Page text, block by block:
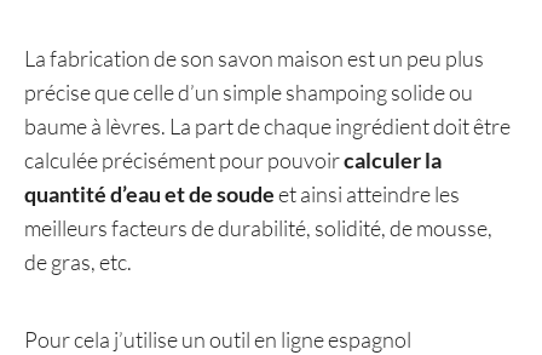
La fabrication de son savon maison est un peu plus
précise que celle d’un simple shampoing solide ou
baume à lèvres. La part de chaque ingrédient doit être
calculée précisément pour pouvoircalculer la
quantité d’eau et de soudeet ainsi atteindre les
meilleurs facteurs de durabilité, solidité, de mousse,
de gras, etc.
Pour cela j’utilise un outil en ligne espagnol